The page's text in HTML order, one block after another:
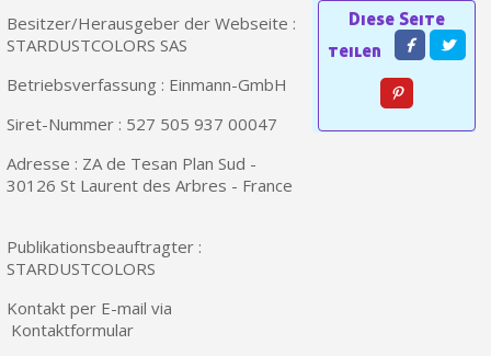
Zahlung in 4x gebührenfrei
Ihr Online-Angebot
Teilen Sie Ihre Kreationen
Sammeln Sie mit
Besitzer/Herausgeber der Webseite :
STARDUSTCOLORS SAS
Betriebsverfassung : Einmann-GmbH
Siret-Nummer : 527 505 937 00047
Adresse : ZA de Tesan Plan Sud -
30126 St Laurent des Arbres - France
Publikationsbeauftragter :
STARDUSTCOLORS
Kontakt per E-mail via
Kontaktformular